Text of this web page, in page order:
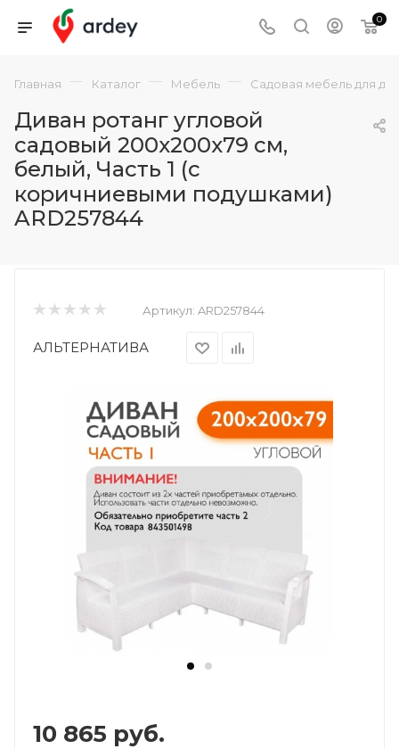
0
Главная — Каталог — Мебель — Садовая мебель для
Диван ротанг угловой
садовый 200x200x79 см,
белый, Часть 1 (с
коричниевыми подушками)
ARD257844
Артикул: ARD257844
АЛЬТЕРНАТИВА
10 865 руб.